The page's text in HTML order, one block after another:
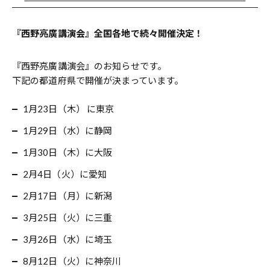
『西野亮廣講演会』全国各地で続々開催決定！
『西野亮廣講演会』のお知らせです。
下記の都道府県で開催が決まっています。
1月23日（木） に東京
1月29日（水）に静岡
1月30日（木）に大阪
2月4日（火）に愛知
2月17日（月）に新潟
3月25日（火）に三重
3月26日（水）に埼玉
8月12日（火）に神奈川